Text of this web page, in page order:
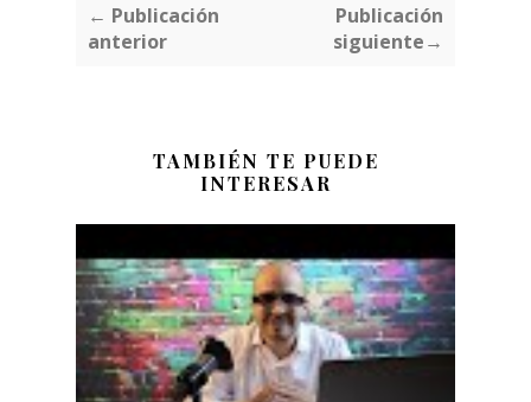
← Publicación
anterior
Publicación
siguiente→
TAMBIÉN TE PUEDE
INTERESAR